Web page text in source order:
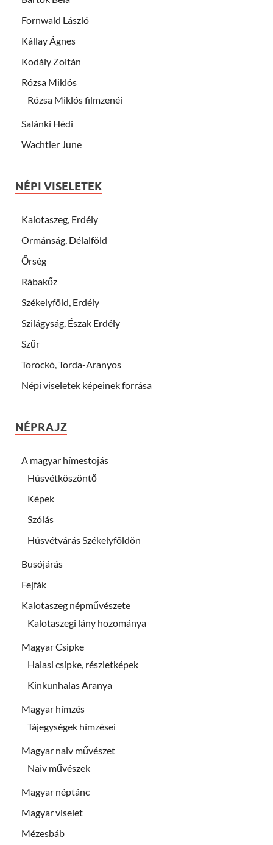
Fornwald László
Kállay Ágnes
Kodály Zoltán
Rózsa Miklós
Rózsa Miklós filmzenéi
Salánki Hédi
Wachtler June
NÉPI VISELETEK
Kalotaszeg, Erdély
Ormánság, Délalföld
Őrség
Rábakőz
Székelyföld, Erdély
Szilágyság, Észak Erdély
Szűr
Torockó, Torda-Aranyos
Népi viseletek képeinek forrása
NÉPRAJZ
A magyar hímestojás
Húsvétköszöntő
Képek
Szólás
Húsvétvárás Székelyföldön
Busójárás
Fejfák
Kalotaszeg népművészete
Kalotaszegi lány hozománya
Magyar Csipke
Halasi csipke, részletképek
Kinkunhalas Aranya
Magyar hímzés
Tájegységek hímzései
Magyar naiv művészet
Naiv művészek
Magyar néptánc
Magyar viselet
Mézesbáb